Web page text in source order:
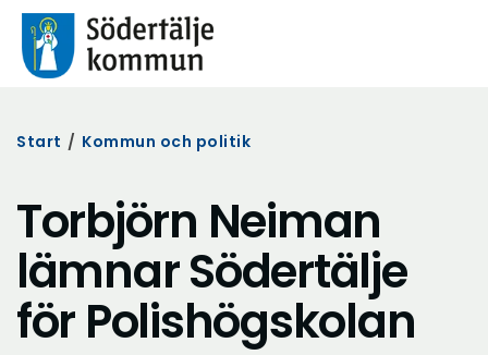
Start / Kommun och politik
Torbjörn Neiman
lämnar Södertälje
för Polishögskolan